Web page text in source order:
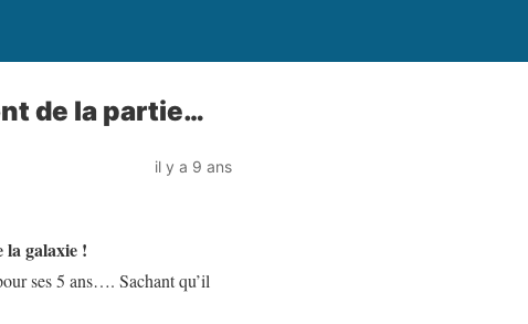
de la partie…
il y a 9 ans
la galaxie !
ses 5 ans…. Sachant qu’il